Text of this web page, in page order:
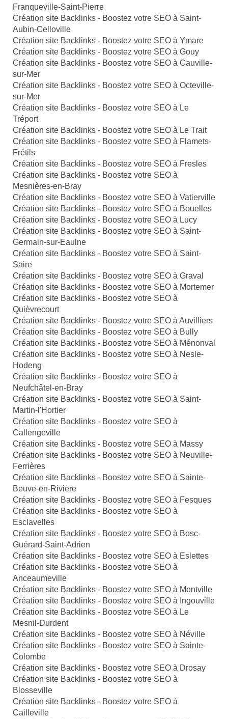
Franqueville-Saint-Pierre
Création site Backlinks - Boostez votre SEO à Saint-
Aubin-Celloville
Création site Backlinks - Boostez votre SEO à Ymare
Création site Backlinks - Boostez votre SEO à Gouy
Création site Backlinks - Boostez votre SEO à Cauville-
sur-Mer
Création site Backlinks - Boostez votre SEO à Octeville-
sur-Mer
Création site Backlinks - Boostez votre SEO à Le
Tréport
Création site Backlinks - Boostez votre SEO à Le Trait
Création site Backlinks - Boostez votre SEO à Flamets-
Frétils
Création site Backlinks - Boostez votre SEO à Fresles
Création site Backlinks - Boostez votre SEO à
Mesnières-en-Bray
Création site Backlinks - Boostez votre SEO à Vatierville
Création site Backlinks - Boostez votre SEO à Bouelles
Création site Backlinks - Boostez votre SEO à Lucy
Création site Backlinks - Boostez votre SEO à Saint-
Germain-sur-Eaulne
Création site Backlinks - Boostez votre SEO à Saint-
Saire
Création site Backlinks - Boostez votre SEO à Graval
Création site Backlinks - Boostez votre SEO à Mortemer
Création site Backlinks - Boostez votre SEO à
Quièvrecourt
Création site Backlinks - Boostez votre SEO à Auvilliers
Création site Backlinks - Boostez votre SEO à Bully
Création site Backlinks - Boostez votre SEO à Ménonval
Création site Backlinks - Boostez votre SEO à Nesle-
Hodeng
Création site Backlinks - Boostez votre SEO à
Neufchâtel-en-Bray
Création site Backlinks - Boostez votre SEO à Saint-
Martin-l'Hortier
Création site Backlinks - Boostez votre SEO à
Callengeville
Création site Backlinks - Boostez votre SEO à Massy
Création site Backlinks - Boostez votre SEO à Neuville-
Ferrières
Création site Backlinks - Boostez votre SEO à Sainte-
Beuve-en-Rivière
Création site Backlinks - Boostez votre SEO à Fesques
Création site Backlinks - Boostez votre SEO à
Esclavelles
Création site Backlinks - Boostez votre SEO à Bosc-
Guérard-Saint-Adrien
Création site Backlinks - Boostez votre SEO à Eslettes
Création site Backlinks - Boostez votre SEO à
Anceaumeville
Création site Backlinks - Boostez votre SEO à Montville
Création site Backlinks - Boostez votre SEO à Ingouville
Création site Backlinks - Boostez votre SEO à Le
Mesnil-Durdent
Création site Backlinks - Boostez votre SEO à Néville
Création site Backlinks - Boostez votre SEO à Sainte-
Colombe
Création site Backlinks - Boostez votre SEO à Drosay
Création site Backlinks - Boostez votre SEO à
Blosseville
Création site Backlinks - Boostez votre SEO à
Cailleville